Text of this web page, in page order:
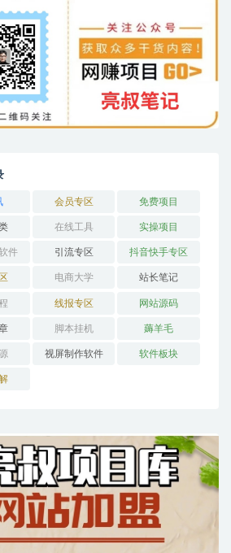
会员专区 免费项目
在线工具 实操项目
件 引流专区 抖音快手专区
电商大学 站长笔记
线报专区 网站源码
脚本挂机 薅羊毛
视屏制作软件 软件板块